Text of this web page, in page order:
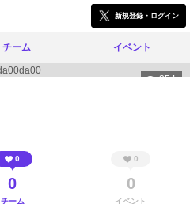
新規登録・ログイン
チーム イベント
354
0
0
チーム
0
0
イベント